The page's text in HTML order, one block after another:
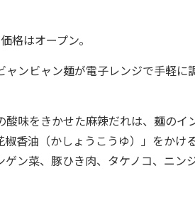
格はオープン。
ンビャン麺が電子レンジで手軽に
味をきかせた麻辣だれは、麺のイ
香油（かしょうこうゆ）」をかけ
ン菜、豚ひき肉、タケノコ、ニン